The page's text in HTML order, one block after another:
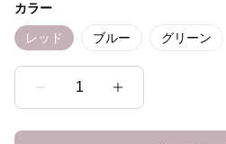
カラー
レッド ブルー グリーン
1